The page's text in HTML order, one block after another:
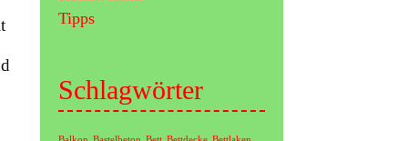
Tipps
Schlagwörter